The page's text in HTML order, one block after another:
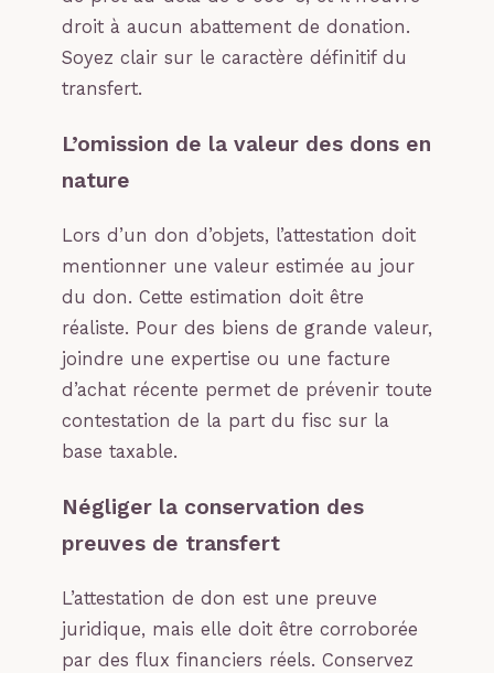
droit à aucun abattement de donation.
Soyez clair sur le caractère définitif du
transfert.
L’omission de la valeur des dons en
nature
Lors d’un don d’objets, l’attestation doit
mentionner une valeur estimée au jour
du don. Cette estimation doit être
réaliste. Pour des biens de grande valeur,
joindre une expertise ou une facture
d’achat récente permet de prévenir toute
contestation de la part du fisc sur la
base taxable.
Négliger la conservation des
preuves de transfert
L’attestation de don est une preuve
juridique, mais elle doit être corroborée
par des flux financiers réels. Conservez